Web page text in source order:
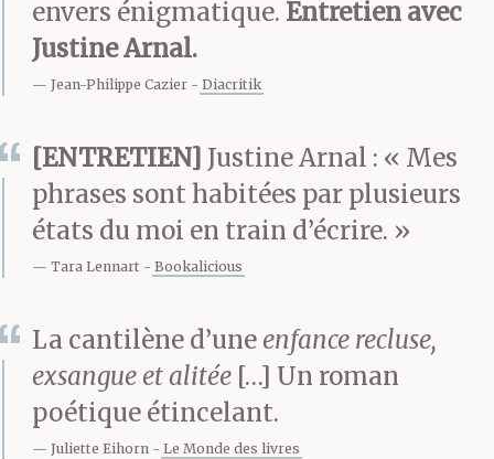
Parfois Éric propose à
sa femme, à ses filles :
« Tu peux regarder ça
avec moi si tu veux. »
Parfois, aussi, il
impose : « Il faut
absolument que tu
viennes voir ça, c’est un
chef d’œuvre. »
envers énigmatique. Entretien avec
Justine Arnal.
Jean-Philippe Cazier Diacritik
[ENTRETIEN] Justine Arnal : « Mes
phrases sont habitées par plusieurs
états du moi en train d’écrire. »
Tara Lennart Bookalicious
La cantilène d’une enfance recluse,
exsangue et alitée […] Un roman
poétique étincelant.
Juliette Eihorn Le Monde des livres